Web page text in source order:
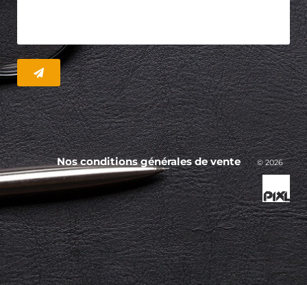
Nos conditions générales de vente © 2026